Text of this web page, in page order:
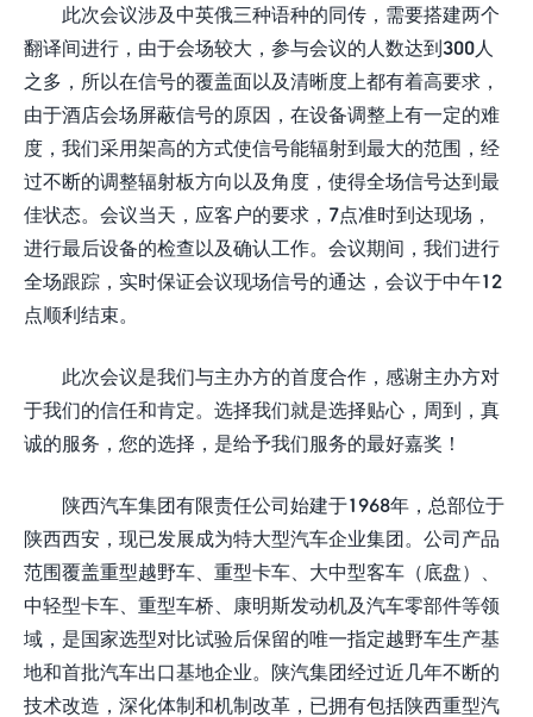
此次会议涉及中英俄三种语种的同传，需要搭建两个
翻译间进行，由于会场较大，参与会议的人数达到300人
之多，所以在信号的覆盖面以及清晰度上都有着高要求，
由于酒店会场屏蔽信号的原因，在设备调整上有一定的难
度，我们采用架高的方式使信号能辐射到最大的范围，经
过不断的调整辐射板方向以及角度，使得全场信号达到最
佳状态。会议当天，应客户的要求，7点准时到达现场，
进行最后设备的检查以及确认工作。会议期间，我们进行
全场跟踪，实时保证会议现场信号的通达，会议于中午12
点顺利结束。
此次会议是我们与主办方的首度合作，感谢主办方对
于我们的信任和肯定。选择我们就是选择贴心，周到，真
诚的服务，您的选择，是给予我们服务的最好嘉奖！
陕西汽车集团有限责任公司始建于1968年，总部位于
陕西西安，现已发展成为特大型汽车企业集团。公司产品
范围覆盖重型越野车、重型卡车、大中型客车（底盘）、
中轻型卡车、重型车桥、康明斯发动机及汽车零部件等领
域，是国家选型对比试验后保留的唯一指定越野车生产基
地和首批汽车出口基地企业。陕汽集团经过近几年不断的
技术改造，深化体制和机制改革，已拥有包括陕西重型汽